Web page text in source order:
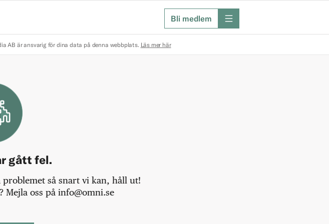
Bli medlem meny
AB är ansvarig för dina data på denna webbplats. Läs mer här
gått fel.
så snart vi kan, håll ut!
oss på info@omni.se